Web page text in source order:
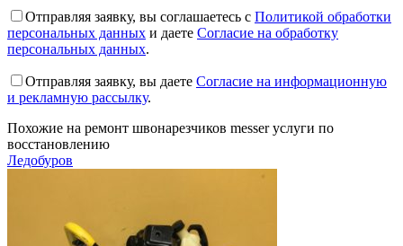
Отправляя заявку, вы соглашаетесь с Политикой обработки
персональных данных и даете Согласие на обработку
персональных данных.
Отправляя заявку, вы даете Согласие на информационную
и рекламную рассылку.
Похожие на ремонт швонарезчиков messerуслуги по
восстановлению
Ледобуров